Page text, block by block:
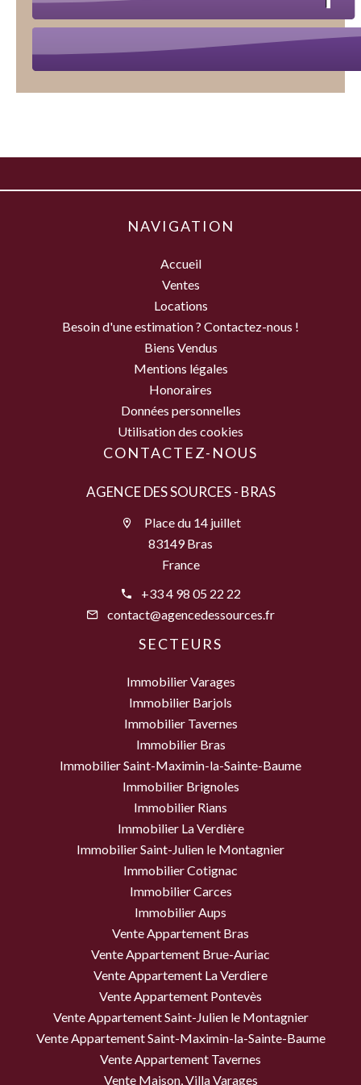
NAVIGATION
Accueil
Ventes
Locations
Besoin d'une estimation ? Contactez-nous !
Biens Vendus
Mentions légales
Honoraires
Données personnelles
Utilisation des cookies
CONTACTEZ-NOUS
AGENCE DES SOURCES - BRAS
Place du 14 juillet
83149 Bras
France
+33 4 98 05 22 22
contact@agencedessources.fr
SECTEURS
Immobilier Varages
Immobilier Barjols
Immobilier Tavernes
Immobilier Bras
Immobilier Saint-Maximin-la-Sainte-Baume
Immobilier Brignoles
Immobilier Rians
Immobilier La Verdière
Immobilier Saint-Julien le Montagnier
Immobilier Cotignac
Immobilier Carces
Immobilier Aups
Vente Appartement Bras
Vente Appartement Brue-Auriac
Vente Appartement La Verdiere
Vente Appartement Pontevès
Vente Appartement Saint-Julien le Montagnier
Vente Appartement Saint-Maximin-la-Sainte-Baume
Vente Appartement Tavernes
Vente Maison, Villa Varages